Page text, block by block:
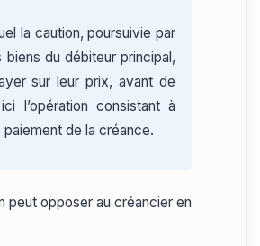
la caution, poursuivie par
du débiteur principal,
sur leur prix, avant de
l’opération consistant à
de la créance.
peut opposer au créancier en